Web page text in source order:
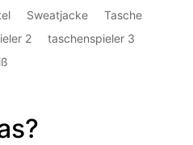
Sweatjacke
Tasche
2
taschenspieler 3